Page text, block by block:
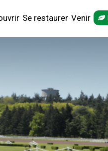
Se restaurer Venir